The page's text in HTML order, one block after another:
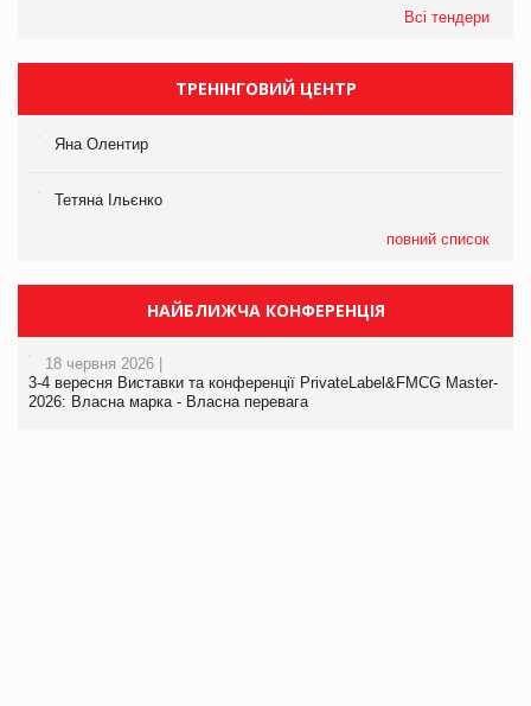
Всі тендери
ТРЕНІНГОВИЙ ЦЕНТР
Яна Олентир
Тетяна Ільєнко
повний список
НАЙБЛИЖЧА КОНФЕРЕНЦІЯ
18 червня 2026 |
3-4 вересня Виставки та конференції PrivateLabel&FMCG Master-
2026: Власна марка - Власна перевага